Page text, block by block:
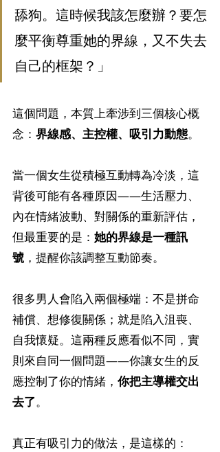
舔狗。這時候我該怎麼辦？要怎
麼平衡尊重她的界線，又不失去
自己的框架？」
這個問題，本質上牽涉到三個核心概
念： 界線感、主控權、吸引力動態。
當一個女生從積極互動轉為冷淡，這
背後可能有各種原因——生活壓力、
內在情緒波動、對關係的重新評估，
但最重要的是： 她的界線是一種訊
號 ，提醒你該調整互動節奏。
很多男人會陷入兩個極端：不是拼命
補償、想修復關係；就是陷入沮喪、
自我懷疑。這兩種反應看似不同，實
則來自同一個問題——你讓女生的反
應控制了你的情緒，你把主導權交出
去了。
真正有吸引力的做法，是這樣的：